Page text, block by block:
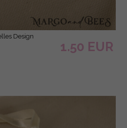
1.50 EUR